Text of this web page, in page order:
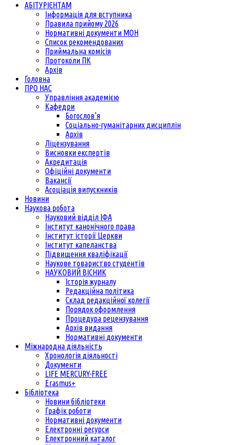
АБІТУРІЄНТАМ
Інформація для вступника
Правила прийому 2026
Нормативні документи МОН
Список рекомендованих
Приймальна комісія
Протоколи ПК
Архів
Головна
ПРО НАС
Управління академією
Кафедри
Богослов’я
Соціально-гуманітарних дисциплін
Архів
Ліцензування
Висновки експертів
Акредитація
Офіційні документи
Вакансії
Асоціація випускників
Новини
Наукова робота
Науковий відділ ІФА
Інститут канонічного права
Інститут історії Церкви
Інститут капеланства
Підвищення кваліфікації
Наукове товариство студентів
НАУКОВИЙ ВІСНИК
Історія журналу
Редакційна політика
Склад редакційної колегії
Порядок оформлення
Процедура рецензування
Архів видання
Нормативні документи
Міжнародна діяльність
Хронологія діяльності
Документи
LIFE MERCURY-FREE
Erasmus+
Бібліотека
Новини бібліотеки
Графік роботи
Нормативні документи
Електронні ресурси
Електронний каталог